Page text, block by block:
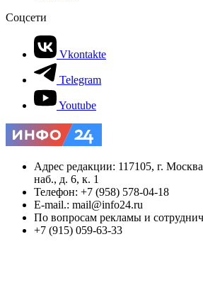
Соцсети
Vkontakte
Telegram
Youtube
Адрес редакции: 117105, г.
наб., д. 6, к. 1
Телефон: +7 (958) 578-04-18
E-mail.: mail@info24.ru
По вопросам рекламы и
+7 (915) 059-63-33